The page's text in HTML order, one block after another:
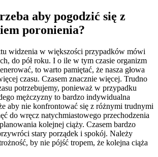
aby pogodzić się z
poronienia?
widzenia w większości przypadków mówi
do pół roku. I o ile w tym czasie organizm
to warto pamiętać, że nasza głowa
czasu. Czasem znacznie więcej. Trudno
potrzebujemy, ponieważ w przypadku
mężczyzny to bardzo indywidualna
aby nie konfrontować się z różnymi trudnymi
do wręcz natychmiastowego przechodzenia
kolejnej ciąży. Czasem bardzo
stary porządek i spokój. Należy
by nie pójść tropem, że kolejna ciąża